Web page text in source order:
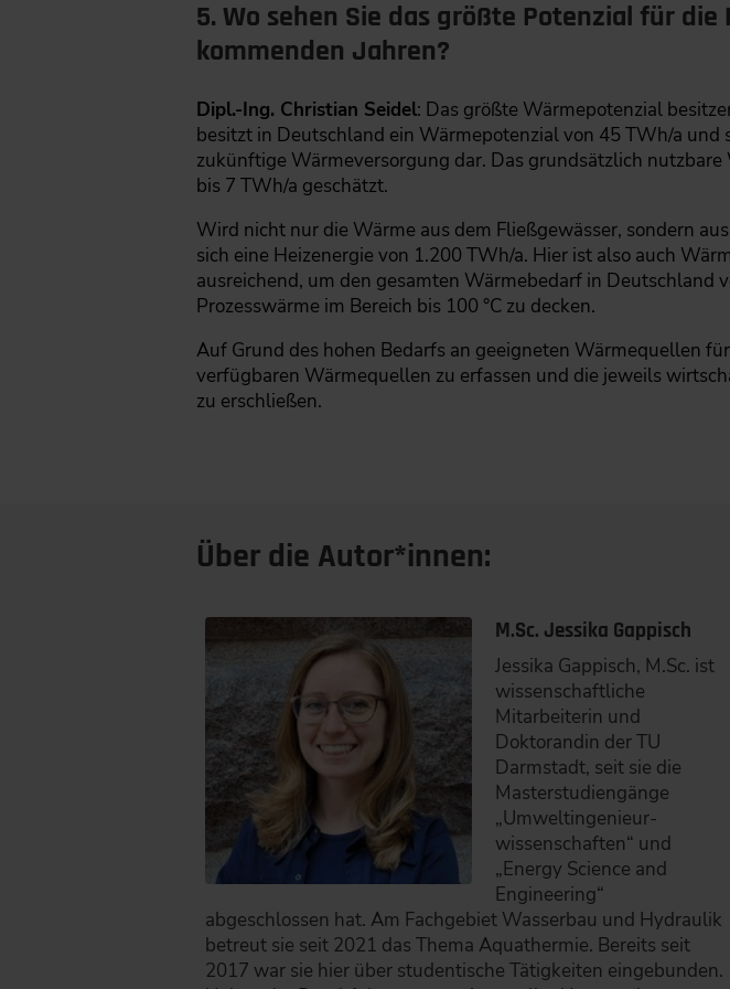
5. Wo sehen Sie das größte Potenzial für
kommenden Jahren?
Dipl.-Ing. Christian Seidel: Das größte Wärmepotenzial
besitzt in Deutschland ein Wärmepotenzial von 45 TWh/a
zukünftige Wärmeversorgung dar. Das grundsätzlich
bis 7 TWh/a geschätzt.
Wird nicht nur die Wärme aus dem Fließgewässer, sondern
sich eine Heizenergie von 1.200 TWh/a. Hier ist also auch
ausreichend, um den gesamten Wärmebedarf in
Prozesswärme im Bereich bis 100 °C zu decken.
Auf Grund des hohen Bedarfs an geeigneten Wärmequellen
verfügbaren Wärmequellen zu erfassen und die jeweils
zu erschließen.
Über die Autor*innen:
M.Sc. Jessika Gappisch
Jessika Gappisch, M.Sc. ist
wissenschaftliche
Mitarbeiterin und
Doktorandin der TU
Darmstadt, seit sie die
Masterstudiengänge
„Umweltingenieur-
wissenschaften“ und
„Energy Science and
Engineering“
abgeschlossen hat. Am Fachgebiet Wasserbau und Hydraulik
betreut sie seit 2021 das Thema Aquathermie. Bereits seit
2017 war sie hier über studentische Tätigkeiten eingebunden.